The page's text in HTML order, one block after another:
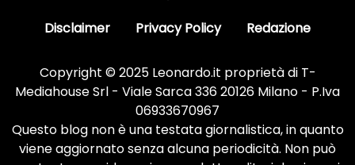
Disclaimer Privacy Policy Redazione
Copyright © 2025 Leonardo.it proprietà di T-
Mediahouse Srl - Viale Sarca 336 20126 Milano - P.Iva
06933670967
Questo blog non è una testata giornalistica, in quanto
viene aggiornato senza alcuna periodicità. Non può